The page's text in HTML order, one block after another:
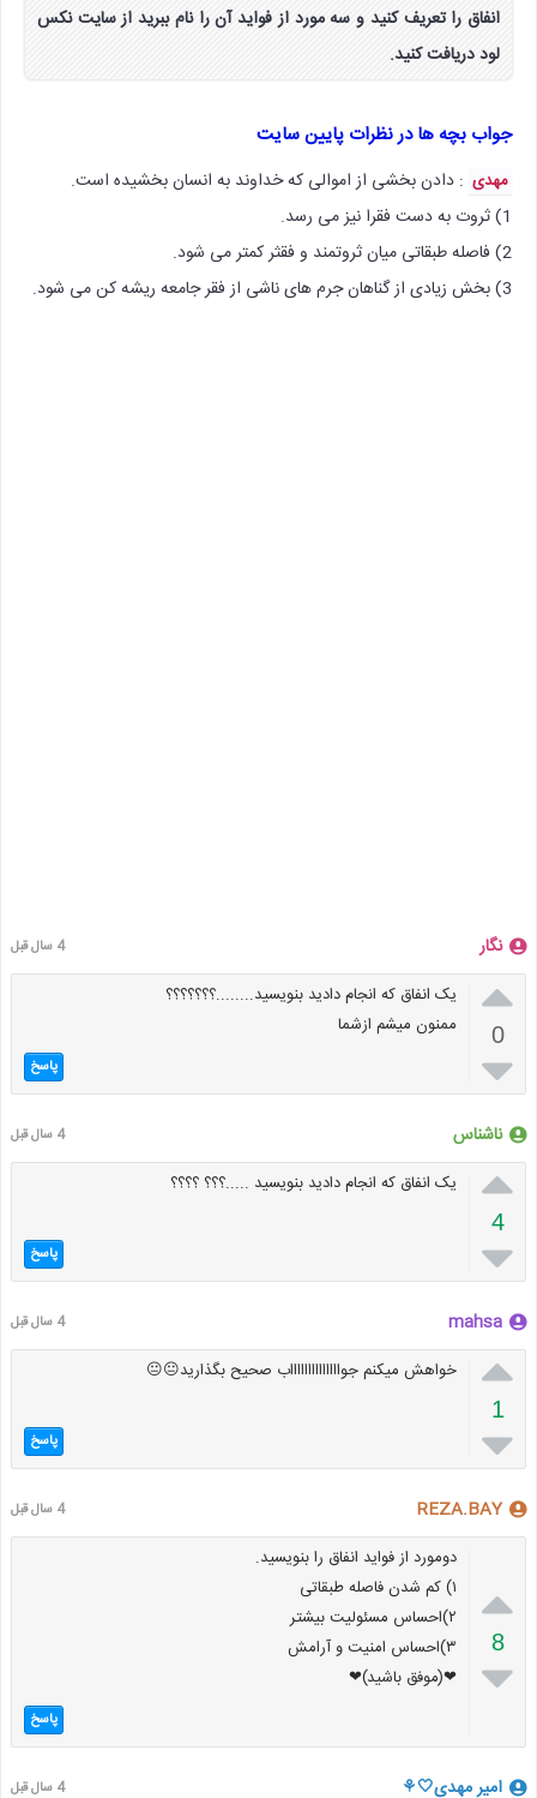
انفاق را تعریف کنید و سه مورد از فواید آن را نام ببرید از سایت نکس
لود دریافت کنید.
جواب بچه ها در نظرات پایین سایت
مهدی : دادن بخشی از اموالی که خداوند به انسان بخشیده است.
1) ثروت به دست فقرا نیز می رسد.
2) فاصله طبقاتی میان ثروتمند و فقثر کمتر می شود.
3) بخش زیادی از گناهان جرم های ناشی از فقر جامعه ریشه کن می شود.
نگار 4 سال قبل

0

یک انفاق که انجام دادید بنویسید........؟؟؟؟؟؟؟
ممنون میشم ازشما
پاسخ
ناشناس 4 سال قبل

4

یک انفاق که انجام دادید بنویسید ..‌‌...؟؟؟ ؟؟؟؟
پاسخ
mahsa 4 سال قبل

1

خواهش میکنم جوااااااااااااااب صحیح بگذارید😐😐
پاسخ
REZA.BAY 4 سال قبل

8

دومورد از فواید انفاق را بنویسید.
۱) کم شدن فاصله طبقاتی
۲)احساس مسئولیت بیشتر
۳)احساس امنیت و آرامش
❤(موفق باشید)❤
پاسخ
امیر مهدی🤍⚘ 4 سال قبل